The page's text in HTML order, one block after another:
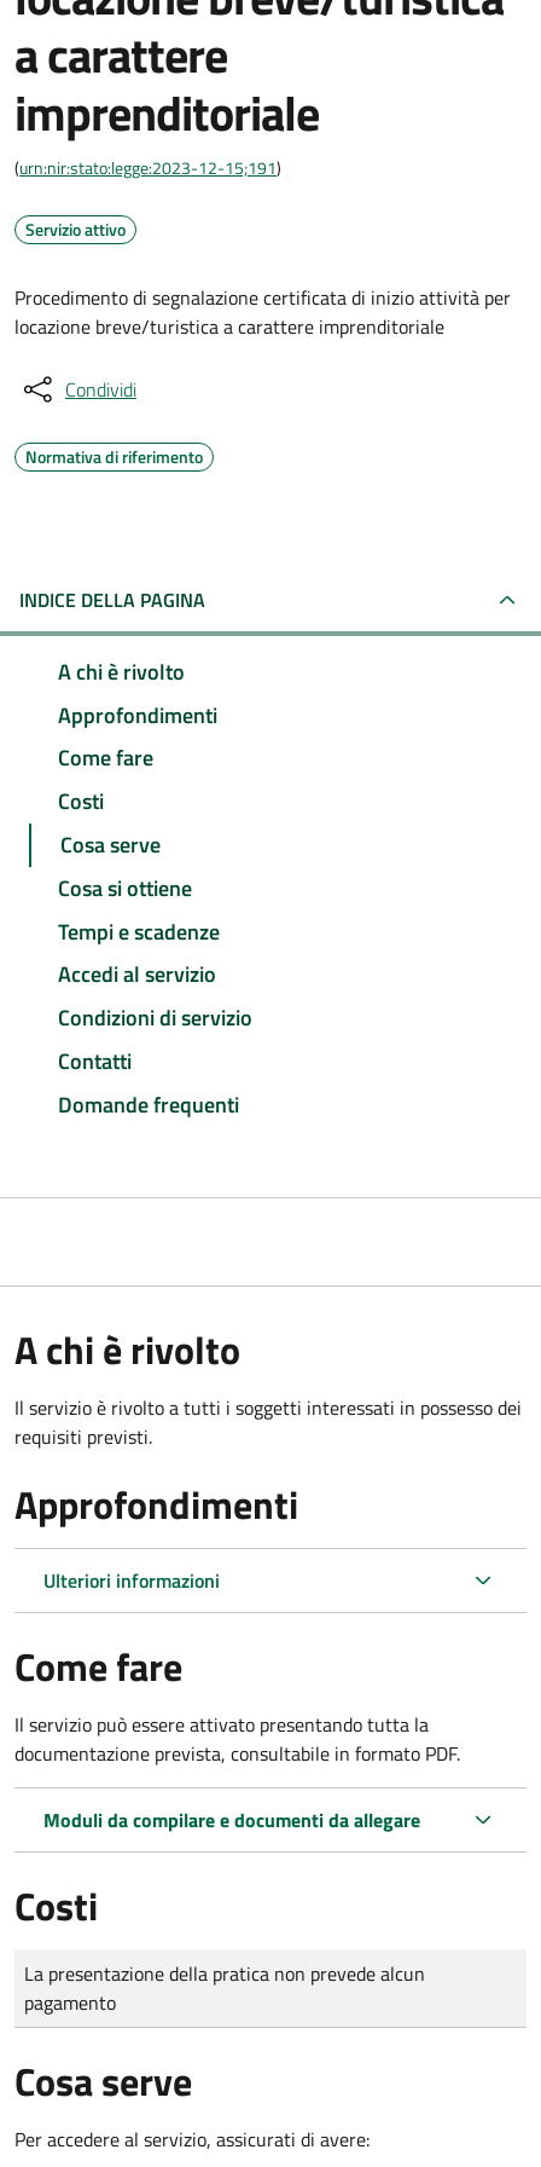
a carattere
imprenditoriale
(urn:nir:stato:legge:2023-12-15;191)
Servizio attivo
Procedimento di segnalazione certificata di inizio attività per
locazione breve/turistica a carattere imprenditoriale
Condividi
Normativa di riferimento
INDICE DELLA PAGINA
A chi è rivolto
Approfondimenti
Come fare
Costi
Cosa serve
Cosa si ottiene
Tempi e scadenze
Accedi al servizio
Condizioni di servizio
Contatti
Domande frequenti
A chi è rivolto
Il servizio è rivolto a tutti i soggetti interessati in possesso dei
requisiti previsti.
Approfondimenti
Ulteriori informazioni
Come fare
Il servizio può essere attivato presentando tutta la
documentazione prevista, consultabile in formato PDF.
Moduli da compilare e documenti da allegare
Costi
Tipo di pagamento
Importo
La presentazione della pratica non prevede alcun
pagamento
Cosa serve
Per accedere al servizio, assicurati di avere: